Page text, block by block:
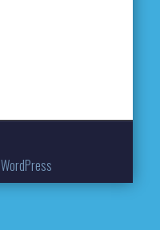
WordPress